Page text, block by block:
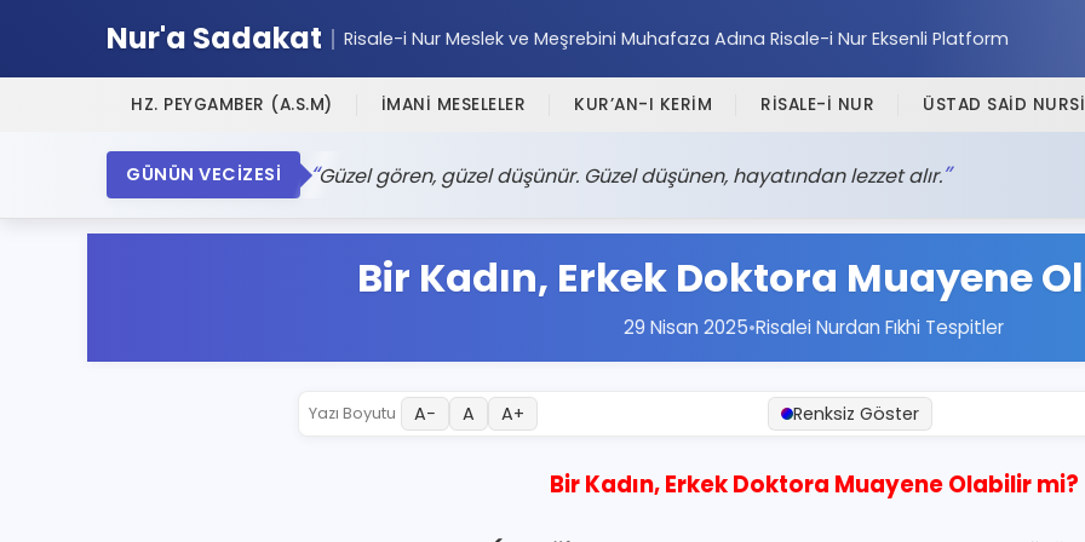
Nur'a Sadakat Risale-i Nur Meslek ve Meşrebini Muhafaza Adına Risale-i Nur Eksenli Platform
HZ. PEYGAMBER (A.S.M) İMANİ MESELELER KUR’AN-I KERİM RİSALE-İ NUR ÜSTAD SAİD NURSİ
GÜNÜN VECİZESİ Güzel gören, güzel düşünür. Güzel düşünen, hayatından lezzet alır.
Bir Kadın, Erkek Doktora Muayene
29 Nisan 2025•Risalei Nurdan Fıkhi Tespitler
Yazı Boyutu A− A A+ Renksiz Göster
Bir Kadın, Erkek Doktora Muayene Olabilir mi?